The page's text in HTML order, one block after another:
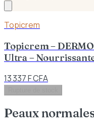
Topicrem
Topicrem –
Ultra –
13 337 F CFA
Peaux